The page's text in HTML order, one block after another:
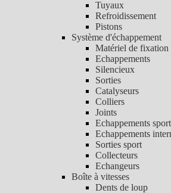
Tuyaux
Refroidissement
Pistons
Système d'échappement
Matériel de fixation
Echappements
Silencieux
Sorties
Catalyseurs
Colliers
Joints
Echappements sport
Echappements
Sorties sport
Collecteurs
Echangeurs
Boîte à vitesses
Dents de loup